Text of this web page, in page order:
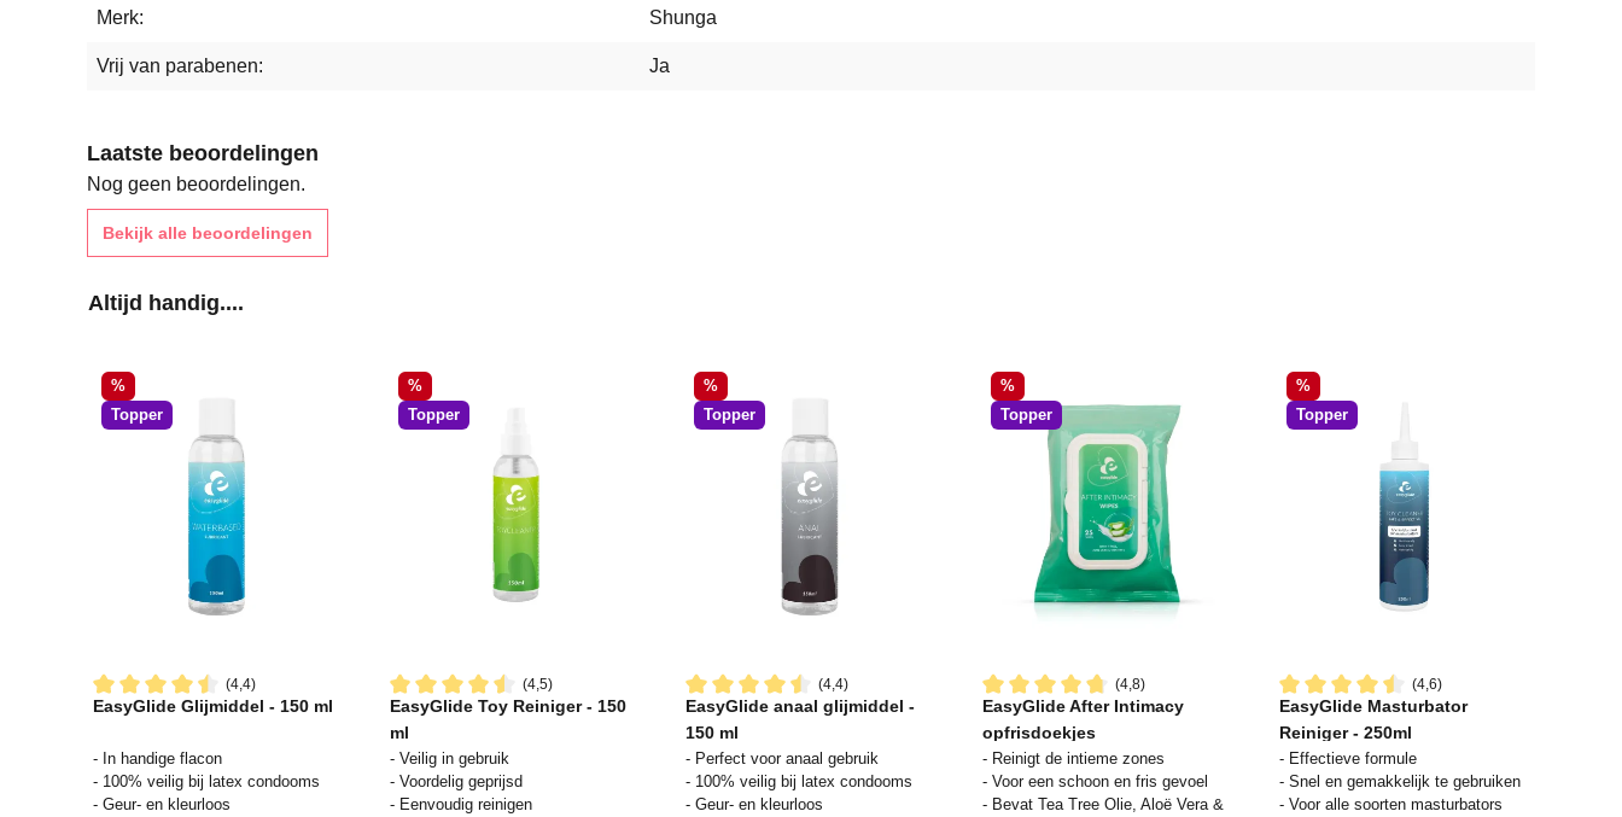
Merk: Shunga
Vrij van parabenen: Ja
Laatste beoordelingen
Nog geen beoordelingen.
Bekijk alle beoordelingen
Productgalerij overslaan
Altijd handig....
Korting
%
Topper
(4,4)
Gemiddelde waardering van 4.4 van 5 sterren
EasyGlide Glijmiddel - 150 ml
- In handige flacon
- 100% veilig bij latex condooms
- Geur- en kleurloos
Korting
%
Topper
(4,5)
Gemiddelde waardering van 4.4 van 5 sterren
EasyGlide Toy Reiniger - 150
ml
- Veilig in gebruik
- Voordelig geprijsd
- Eenvoudig reinigen
Korting
%
Topper
(4,4)
Gemiddelde waardering van 4.4 van 5 sterren
EasyGlide anaal glijmiddel -
150 ml
- Perfect voor anaal gebruik
- 100% veilig bij latex condooms
- Geur- en kleurloos
Korting
%
Topper
(4,8)
Gemiddelde waardering van 4.8 van 5 sterren
EasyGlide After Intimacy
opfrisdoekjes
- Reinigt de intieme zones
- Voor een schoon en fris gevoel
- Bevat Tea Tree Olie, Aloë Vera &
Korting
%
Topper
(4,6)
Gemiddelde waardering van 4.5 van 5
EasyGlide Masturbator
Reiniger - 250ml
- Effectieve formule
- Snel en gemakkelijk te gebruiken
- Voor alle soorten masturbators